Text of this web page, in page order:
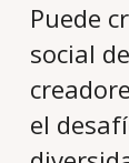
Puede
social
el